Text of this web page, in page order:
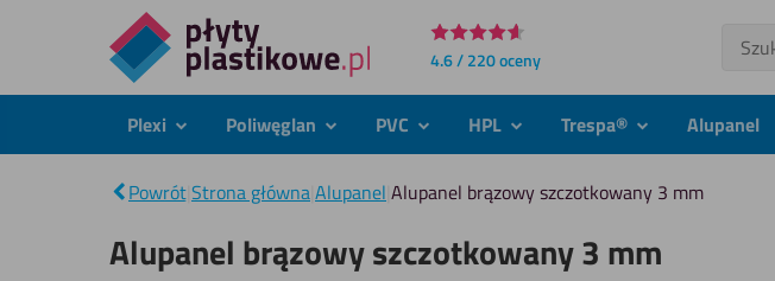
Bezpośrednio
do
4.6 / 220 oceny
Szukaj
Plexi podmenuPoliwęglan podmenuPVC podmenuHPL podmenuTrespa® podmenuAlupanel
PowrótStrona głównaAlupanel Alupanel brązowy szczotkowany 3 mm
Alupanel brązowy szczotkowany 3 mm